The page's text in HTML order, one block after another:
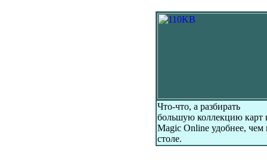
Что-что, а разбирать
большую коллекцию карт
Magic Online удобнее, чем
столе.